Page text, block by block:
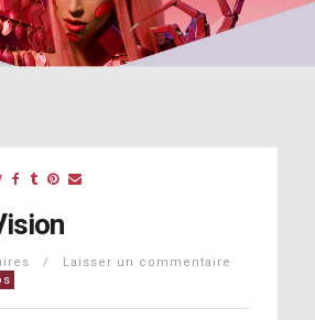
/ Laisser un commentaire